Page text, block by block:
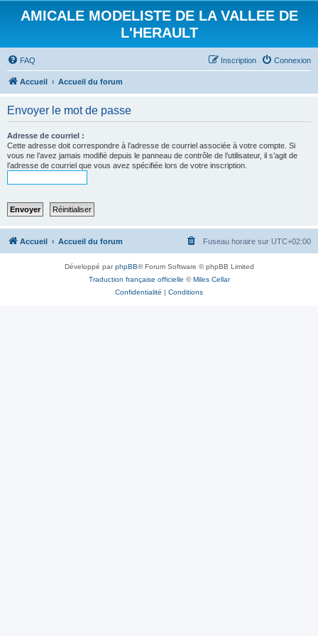
AMICALE MODELISTE DE LA VALLEE DE
L'HERAULT
FAQ Connexion
Inscription
Accueil Accueil du forum
Envoyer le mot de passe
Adresse de courriel :
Cette adresse doit correspondre à l’adresse de courriel associée à votre compte. Si
vous ne l’avez jamais modifié depuis le panneau de contrôle de l’utilisateur, il s’agit de
l’adresse de courriel que vous avez spécifiée lors de votre inscription.
Accueil Accueil du forum Fuseau horaire sur UTC+02:00
Développé parphpBB® Forum Software © phpBB Limited
Traduction française officielle ©Miles Cellar
Confidentialité | Conditions